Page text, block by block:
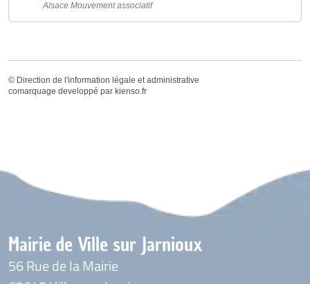
Alsace Mouvement associatif
© Direction de l'information légale et administrative
comarquage developpé par kienso.fr
Mairie de Ville sur Jarnioux
56 Rue de la Mairie